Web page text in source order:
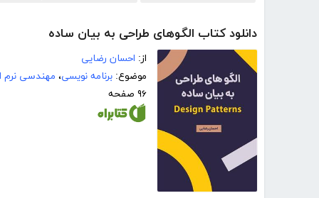
دانلود کتاب الگوهای طراحی به بیان ساده
از: احسان رضایی
موضوع: برنامه نویسی، مهندسی نرم
۹۶ صفحه